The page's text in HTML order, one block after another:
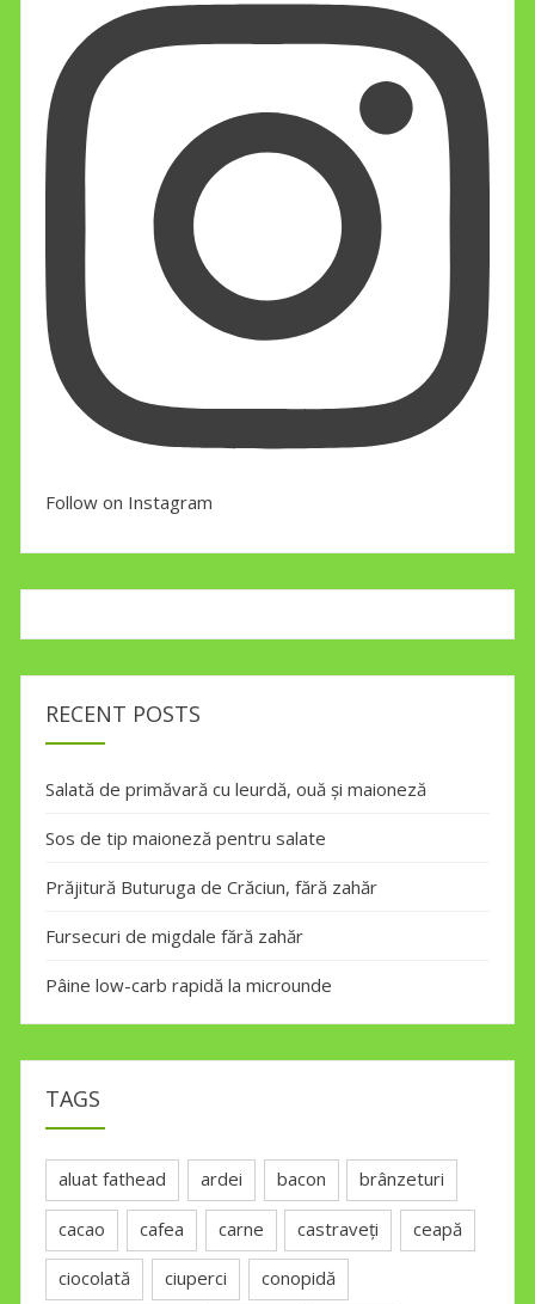
Follow on Instagram
RECENT POSTS
Salată de primăvară cu leurdă, ouă și maioneză
Sos de tip maioneză pentru salate
Prăjitură Buturuga de Crăciun, fără zahăr
Fursecuri de migdale fără zahăr
Pâine low-carb rapidă la microunde
TAGS
aluat fathead ardei bacon brânzeturi
cacao cafea carne castraveți ceapă
ciocolată ciuperci conopidă